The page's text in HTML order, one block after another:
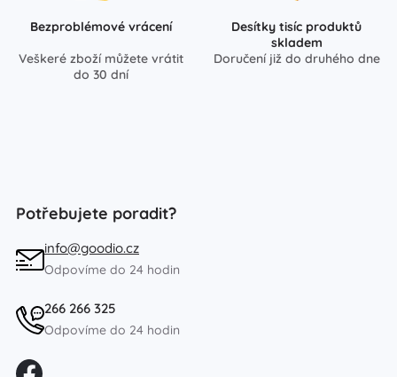
Bezproblémové vrácení
Veškeré zboží můžete vrátit
do 30 dní
Desítky tisíc produktů
skladem
Doručení již do druhého dne
Potřebujete poradit?
info@goodio.cz
Odpovíme do 24 hodin
266 266 325
Odpovíme do 24 hodin